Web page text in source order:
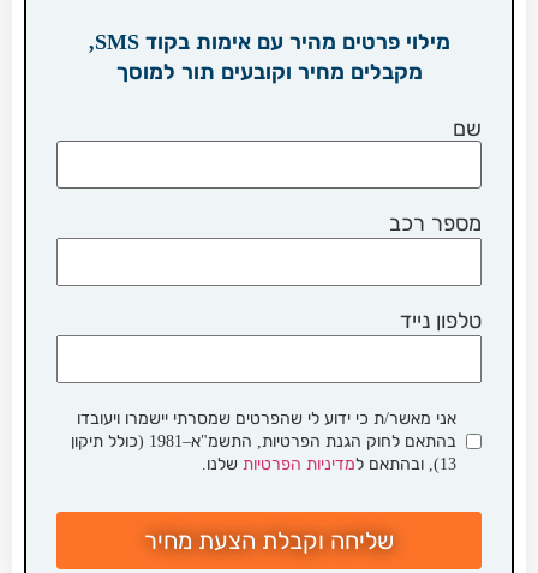
מילוי פרטים מהיר עם אימות בקוד SMS,
מקבלים מחיר וקובעים תור למוסך
שם
מספר רכב
טלפון נייד
אני מאשר/ת כי ידוע לי שהפרטים שמסרתי יישמרו ויעובדו
בהתאם לחוק הגנת הפרטיות, התשמ"א–1981 (כולל תיקון
13), ובהתאם ל
מדיניות הפרטיות שלנו.
שליחה וקבלת הצעת מחיר